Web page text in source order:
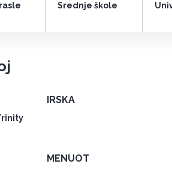
Srednje škole
IRSKA
MENUOT